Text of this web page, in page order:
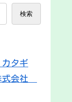
検索
タギ
式会社